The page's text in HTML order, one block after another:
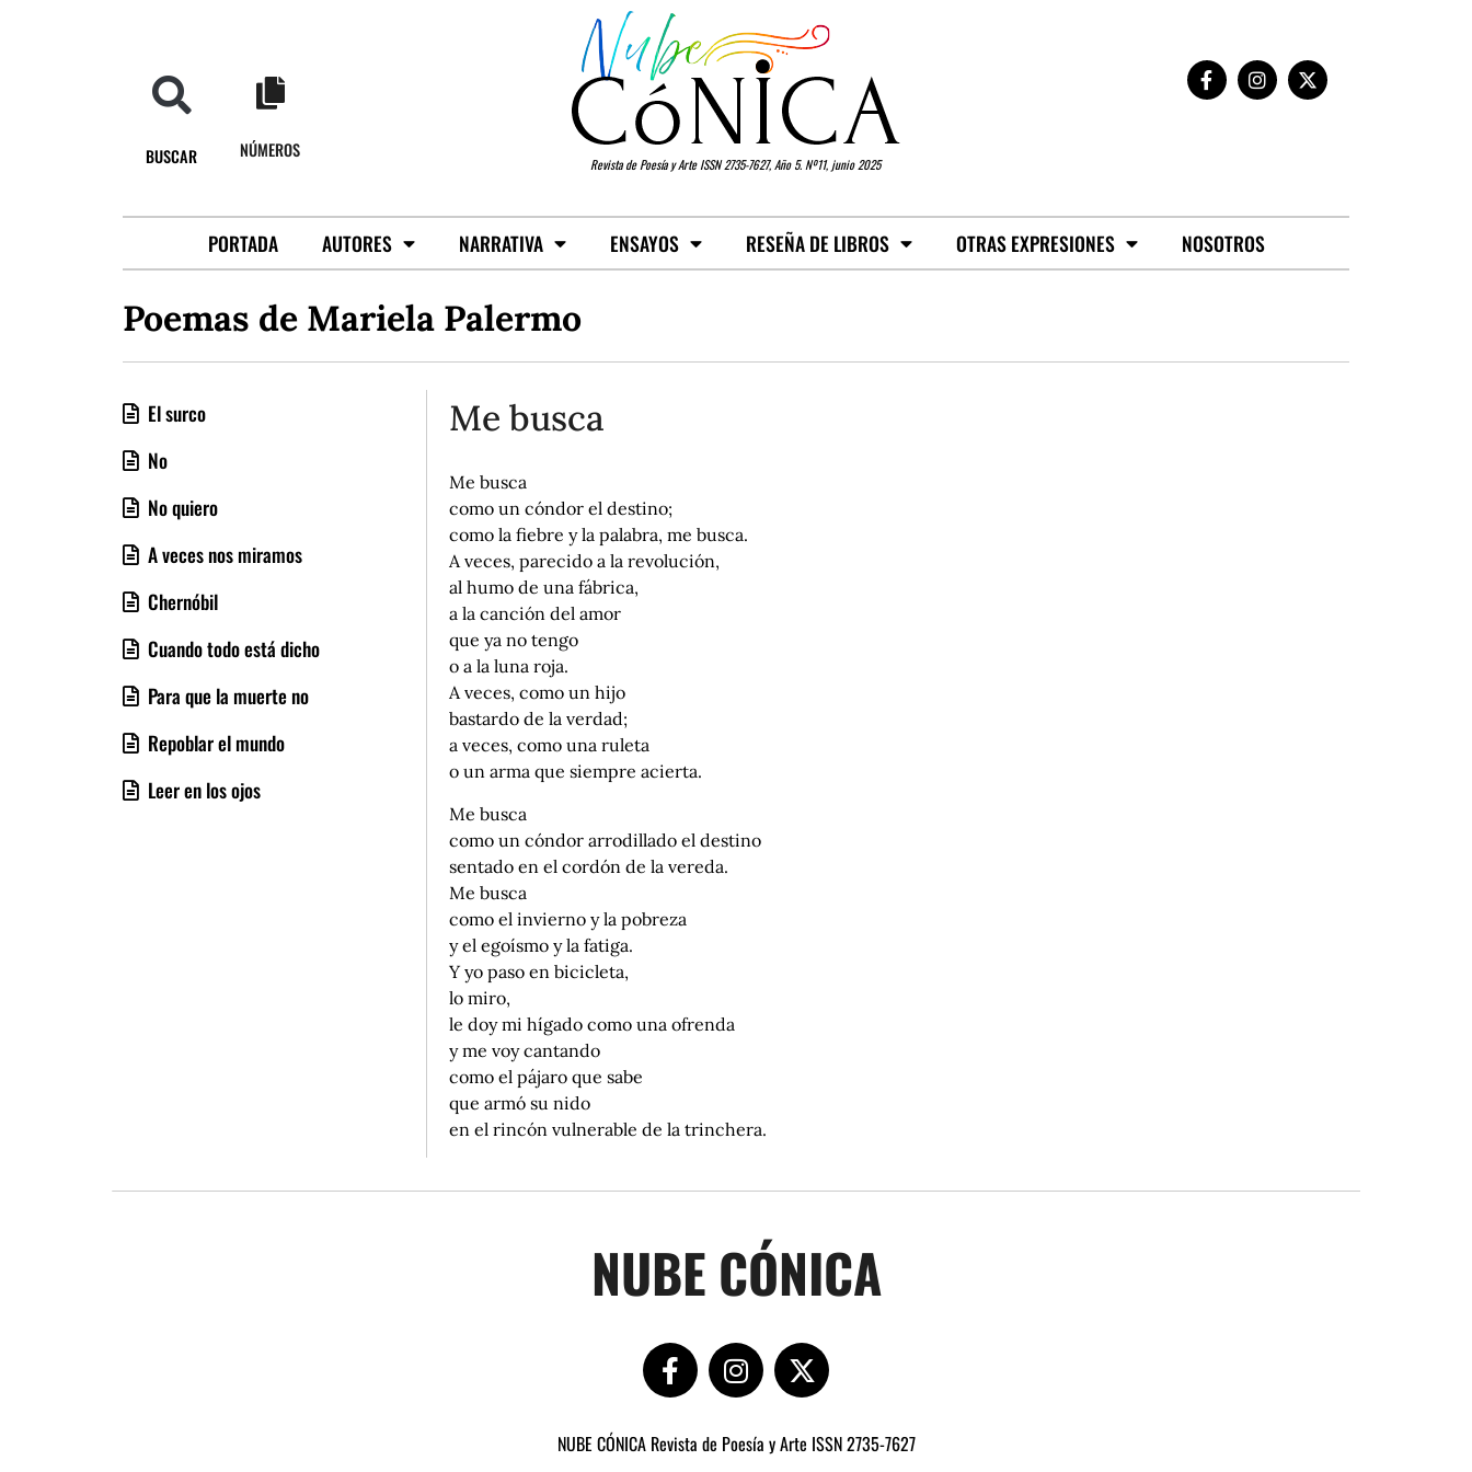
BUSCAR NÚMEROS
Revista de Poesía y Arte ISSN 2735-7627, Año 5. Nº11, junio 2025
PORTADA AUTORES NARRATIVA ENSAYOS RESEÑA DE LIBROS OTRAS EXPRESIONES NOSOTROS
Poemas de Mariela Palermo
El surco
No
No quiero
A veces nos miramos
Chernóbil
Cuando todo está dicho
Para que la muerte no
Repoblar el mundo
Leer en los ojos
Me busca
Me busca
como un cóndor el destino;
como la fiebre y la palabra, me busca.
A veces, parecido a la revolución,
al humo de una fábrica,
a la canción del amor
que ya no tengo
o a la luna roja.
A veces, como un hijo
bastardo de la verdad;
a veces, como una ruleta
o un arma que siempre acierta.
Me busca
como un cóndor arrodillado el destino
sentado en el cordón de la vereda.
Me busca
como el invierno y la pobreza
y el egoísmo y la fatiga.
Y yo paso en bicicleta,
lo miro,
le doy mi hígado como una ofrenda
y me voy cantando
como el pájaro que sabe
que armó su nido
en el rincón vulnerable de la trinchera.
NUBE CÓNICA
NUBE CÓNICA Revista de Poesía y Arte ISSN 2735-7627